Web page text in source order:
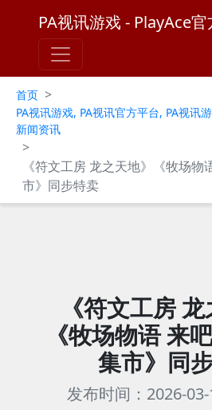
PA视讯游戏 - PlayAce
首页 >
PA视讯游戏, PA视讯官方平台, PA视讯
新闻资讯
>
《符文工房 龙之天地》《牧场物
市》同步特卖
《符文工房 龙
《牧场物语 来
集市》同
发布时间：2026-